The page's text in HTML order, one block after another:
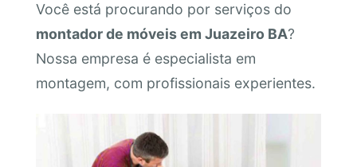
Você está procurando por serviços do
montador de móveis em Juazeiro BA?
Nossa empresa é especialista em
montagem, com profissionais experientes.